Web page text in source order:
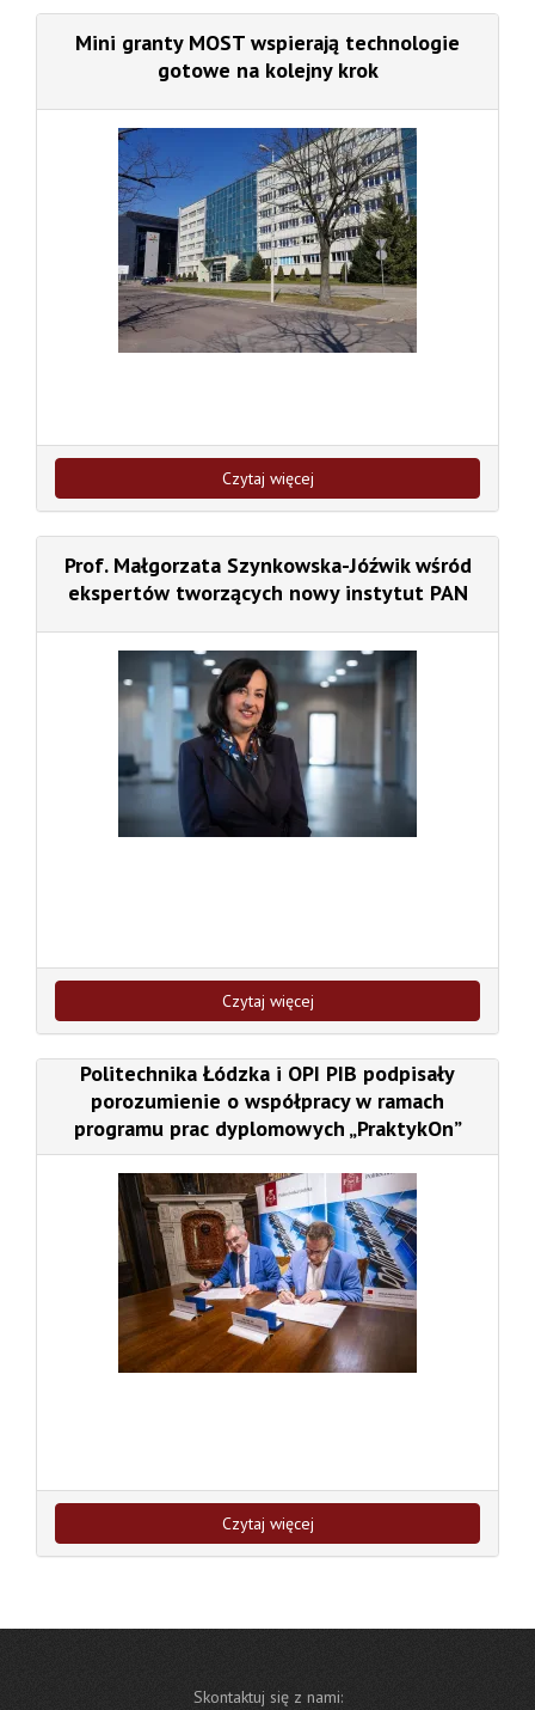
Mini granty MOST wspierają technologie
gotowe na kolejny krok
Czytaj więcej
Prof. Małgorzata Szynkowska-Jóźwik wśród
ekspertów tworzących nowy instytut PAN
Czytaj więcej
Politechnika Łódzka i OPI PIB podpisały
porozumienie o współpracy w ramach
programu prac dyplomowych „PraktykOn”
Czytaj więcej
Skontaktuj się z nami: